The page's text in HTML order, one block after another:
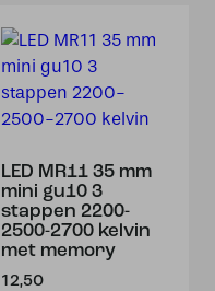
LED MR11 35 mm
mini gu10 3
stappen 2200-
2500-2700 kelvin
met memory
12,50